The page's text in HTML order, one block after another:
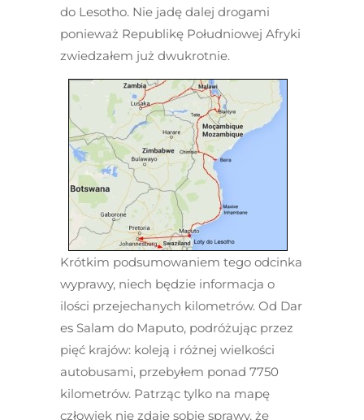
do Lesotho. Nie jadę dalej drogami
ponieważ Republikę Południowej Afryki
zwiedzałem już dwukrotnie.
Krótkim podsumowaniem tego odcinka
wyprawy, niech będzie informacja o
ilości przejechanych kilometrów. Od Dar
es Salam do Maputo, podróżując przez
pięć krajów: koleją i różnej wielkości
autobusami, przebyłem ponad 7750
kilometrów. Patrząc tylko na mapę
człowiek nie zdaje sobie sprawy, że